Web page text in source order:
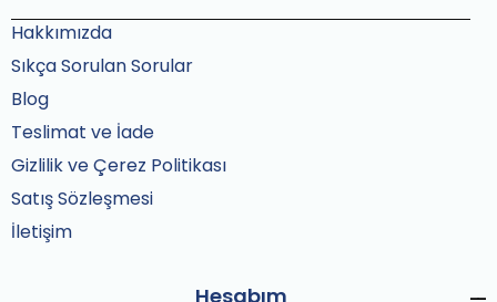
Hakkımızda
Sıkça Sorulan Sorular
Blog
Teslimat ve İade
Gizlilik ve Çerez Politikası
Satış Sözleşmesi
İletişim
Hesabım